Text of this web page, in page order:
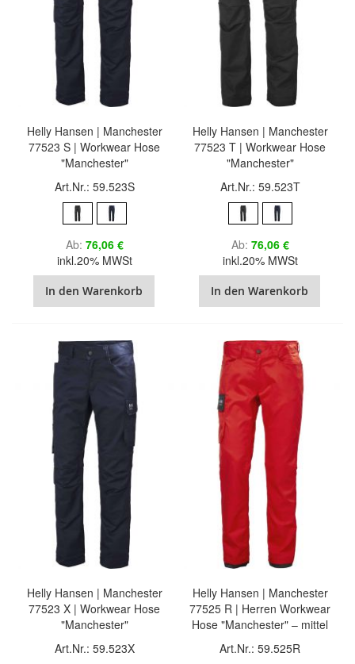
Helly Hansen | Manchester
77523 S | Workwear Hose
"Manchester"
Art.Nr.: 59.523S
Ab 76,06 €
inkl.20% MWSt
In den Warenkorb
Helly Hansen | Manchester
77523 T | Workwear Hose
"Manchester"
Art.Nr.: 59.523T
Ab 76,06 €
inkl.20% MWSt
In den Warenkorb
Helly Hansen | Manchester
77523 X | Workwear Hose
"Manchester"
Art.Nr.: 59.523X
Helly Hansen | Manchester
77525 R | Herren Workwear
Hose "Manchester" – mittel
Art.Nr.: 59.525R